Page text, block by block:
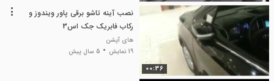
00:36
نصب آینه تاشو برقی پاور ویندوز و
رکاب فابریک جک اس3
های آپشن
19 نمایش
5 سال پیش